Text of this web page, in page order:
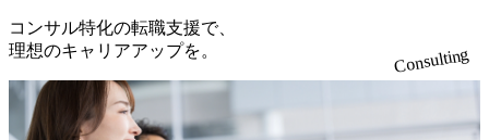
コンサル特化の転職支援で、
理想のキャリアアップを。
Consulting